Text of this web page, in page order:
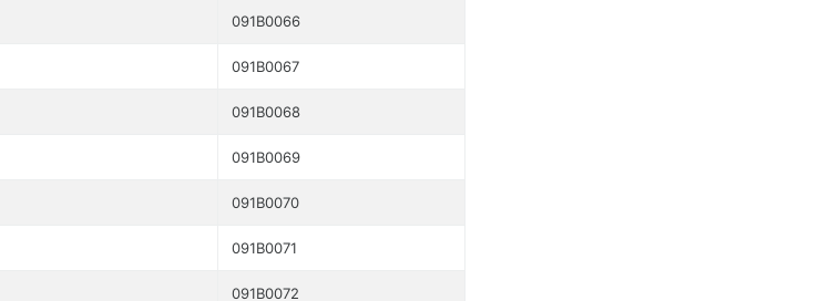
091B0066
091B0067
091B0068
091B0069
091B0070
091B0071
091B0072